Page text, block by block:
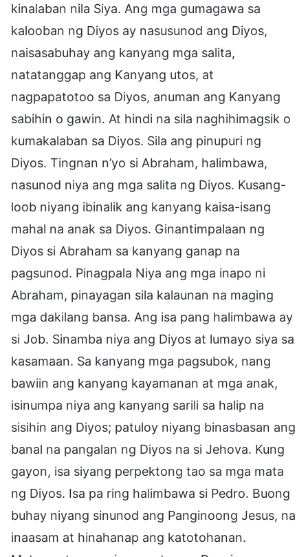
kinalaban nila Siya. Ang mga gumagawa sa
kalooban ng Diyos ay nasusunod ang Diyos,
naisasabuhay ang kanyang mga salita,
natatanggap ang Kanyang utos, at
nagpapatotoo sa Diyos, anuman ang Kanyang
sabihin o gawin. At hindi na sila naghihimagsik o
kumakalaban sa Diyos. Sila ang pinupuri ng
Diyos. Tingnan n’yo si Abraham, halimbawa,
nasunod niya ang mga salita ng Diyos. Kusang-
loob niyang ibinalik ang kanyang kaisa-isang
mahal na anak sa Diyos. Ginantimpalaan ng
Diyos si Abraham sa kanyang ganap na
pagsunod. Pinagpala Niya ang mga inapo ni
Abraham, pinayagan sila kalaunan na maging
mga dakilang bansa. Ang isa pang halimbawa ay
si Job. Sinamba niya ang Diyos at lumayo siya sa
kasamaan. Sa kanyang mga pagsubok, nang
bawiin ang kanyang kayamanan at mga anak,
isinumpa niya ang kanyang sarili sa halip na
sisihin ang Diyos; patuloy niyang binasbasan ang
banal na pangalan ng Diyos na si Jehova. Kung
gayon, isa siyang perpektong tao sa mga mata
ng Diyos. Isa pa ring halimbawa si Pedro. Buong
buhay niyang sinunod ang Panginoong Jesus, na
inaasam at hinahanap ang katotohanan.